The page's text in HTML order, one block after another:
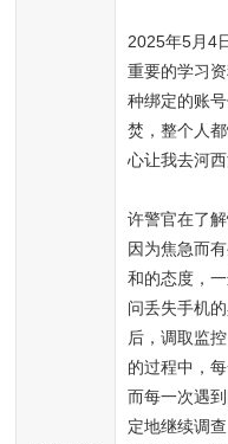
2025年5月4
重要的学习
种绑定的账
焚，整个人
心让我去河
许警官在了
因为焦急而
和的态度，
问丢失手机
后，调取监
的过程中，
而每一次遇
定地继续调